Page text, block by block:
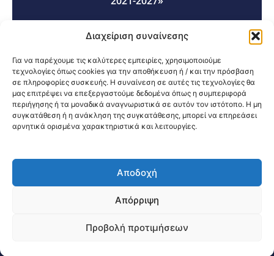
Διαχείριση συναίνεσης
Για να παρέχουμε τις καλύτερες εμπειρίες, χρησιμοποιούμε
τεχνολογίες όπως cookies για την αποθήκευση ή / και την πρόσβαση
σε πληροφορίες συσκευής. Η συναίνεση σε αυτές τις τεχνολογίες θα
μας επιτρέψει να επεξεργαστούμε δεδομένα όπως η συμπεριφορά
περιήγησης ή τα μοναδικά αναγνωριστικά σε αυτόν τον ιστότοπο. Η μη
συγκατάθεση ή η ανάκληση της συγκατάθεσης, μπορεί να επηρεάσει
αρνητικά ορισμένα χαρακτηριστικά και λειτουργίες.
Αποδοχή
Απόρριψη
Προβολή προτιμήσεων
Κοινοποίηση:
@2026 3ype.gr All rights reserved
Θεσσαλονίκη, ΕλλάδαΤηλ: +30 2311 226 200
04225 Website Visits: 1590640